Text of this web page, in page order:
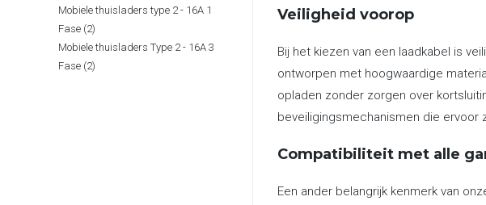
Veiligheid voorop
Bij het kiezen van een laadkabel is
ontworpen met hoogwaardige
opladen zonder zorgen over
beveiligingsmechanismen die
Compatibiliteit met alle
Een ander belangrijk kenmerk van
producten
Mobiele thuisladers type 2 - 16A 1
Fase 22
producten
Mobiele thuisladers Type 2 - 16A 3
Fase 22